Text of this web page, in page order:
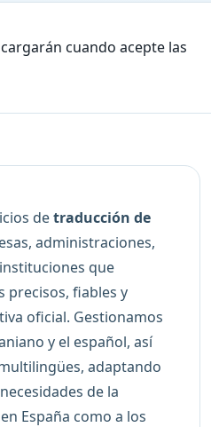
cuando acepte las
detraducción de
administraciones,
que
precisos, fiables y
oficial. Gestionamos
y el español, así
adaptando
de la
España como a los